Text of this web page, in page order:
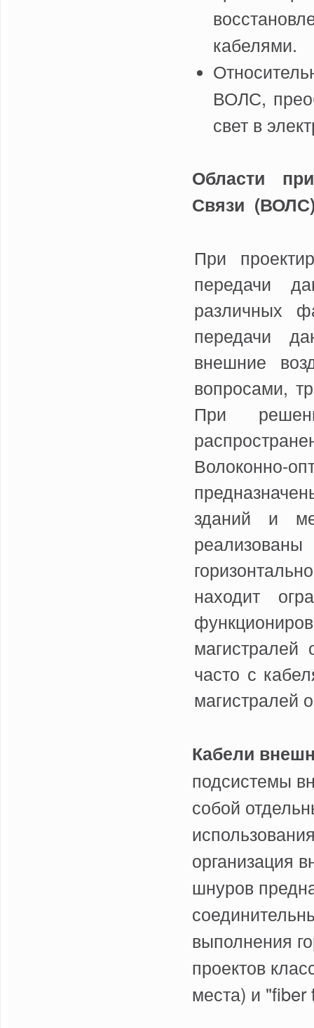
кабелями.
ВОЛС,
свет в
Области
Связи
При
передачи
различных
передачи
внешние
вопросами,
При
Волоконно-
зданий и
находит
магистралей
часто с
магистралей
Кабели
подсистемы
собой
организация
шнуров
выполнения
проектов
места) и "fiber